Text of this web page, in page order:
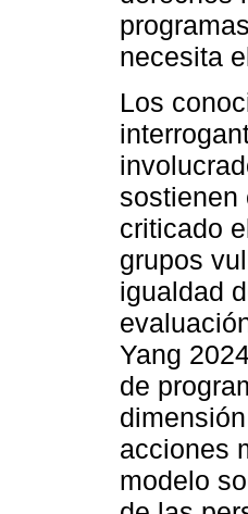
necesita
Los
sostienen
criticado
grupos
igualdad
Yang
de
acciones
modelo